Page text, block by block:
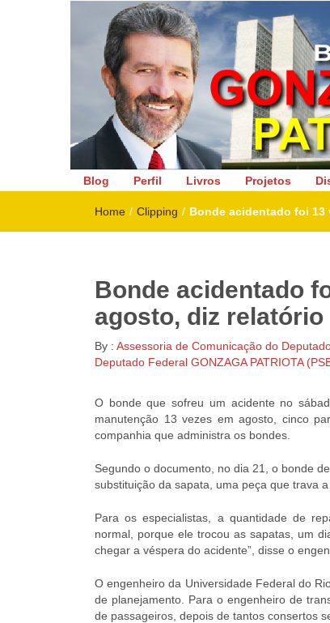
Deputado Federal
Blog Perfil Livros Projetos
Home / Clipping / Bonde acidentado foi 13
Bonde acidentado
agosto, diz relatório
By : Assessoria de Comunicação do
Deputado Federal GONZAGA PATRIOTA
O bonde que sofreu um acidente no
manutenção 13 vezes em agosto, cinco
companhia que administra os bondes.
Segundo o documento, no dia 21, o bonde
substituição da sapata, uma peça que trava a
Para os especialistas, a quantidade de
normal, porque ele trocou as sapatas, um
chegar a véspera do acidente”, disse o
O engenheiro da Universidade Federal do
de planejamento. Para o engenheiro de
de passageiros, depois de tantos consertos